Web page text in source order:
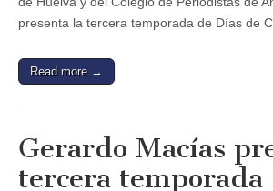
presenta la tercera temporada de Días de
Read more →
Gerardo Macías
tercera temporada